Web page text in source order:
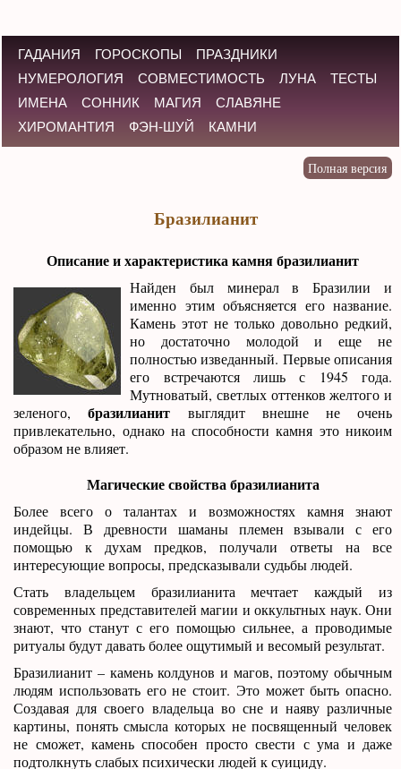
ГАДАНИЯ ГОРОСКОПЫ
ПРАЗДНИКИ
НУМЕРОЛОГИЯ
СОВМЕСТИМОСТЬ ЛУНА
ТЕСТЫ
ИМЕНА
СОННИК МАГИЯ
СЛАВЯНЕ
ХИРОМАНТИЯ
ФЭН-ШУЙ КАМНИ
Бразилианит
Описание и характеристика камня бразилианит
Найден был минерал в Бразилии и
именно этим объясняется его название.
Камень этот не только довольно редкий,
но достаточно молодой и еще не
полностью изведанный. Первые описания
его встречаются лишь с 1945 года.
Мутноватый, светлых оттенков желтого и
зеленого,бразилианит выглядит внешне не очень
привлекательно, однако на способности камня это никоим
образом не влияет.
Магические свойства бразилианита
Более всего о талантах и возможностях камня знают
индейцы. В древности шаманы племен взывали с его
помощью к духам предков, получали ответы на все
интересующие вопросы, предсказывали судьбы людей.
Стать владельцем бразилианита мечтает каждый из
современных представителей магии и оккультных наук. Они
знают, что станут с его помощью сильнее, а проводимые
ритуалы будут давать более ощутимый и весомый результат.
Бразилианит – камень колдунов и магов, поэтому обычным
людям использовать его не стоит. Это может быть опасно.
Создавая для своего владельца во сне и наяву различные
картины, понять смысла которых не посвященный человек
не сможет, камень способен просто свести с ума и даже
подтолкнуть слабых психически людей к суициду.